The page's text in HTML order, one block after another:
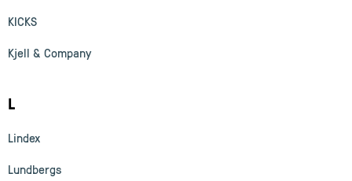
KICKS
Kjell & Company
L
Lindex
Lundbergs